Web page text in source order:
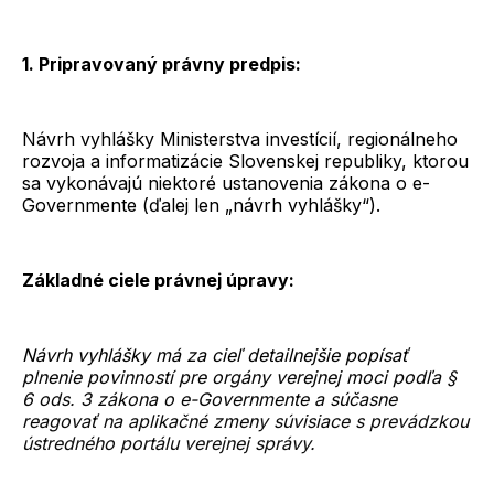
1. Pripravovaný právny predpis:
Návrh vyhlášky Ministerstva investícií, regionálneho
rozvoja a informatizácie Slovenskej republiky, ktorou
sa vykonávajú niektoré ustanovenia zákona o e-
Governmente (ďalej len „návrh vyhlášky“).
Základné ciele právnej úpravy:
Návrh vyhlášky má za cieľ detailnejšie popísať
plnenie povinností pre orgány verejnej moci podľa §
6 ods. 3 zákona o e-Governmente a súčasne
reagovať na aplikačné zmeny súvisiace s prevádzkou
ústredného portálu verejnej správy.